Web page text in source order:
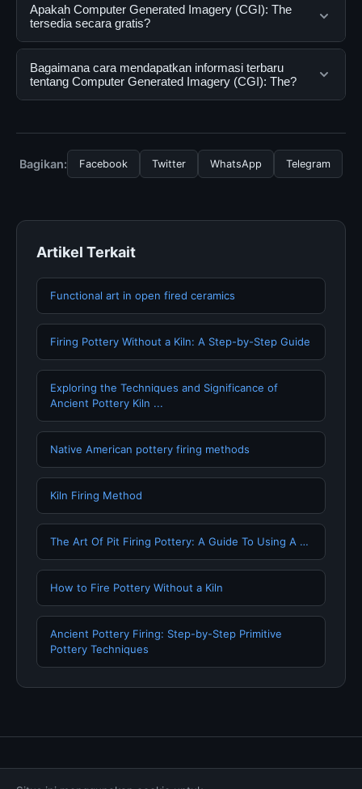
Computer Generated Imagery (CGI): The adalah
layanan digital yang dirancang untuk membantu
pengguna mendapatkan informasi lengkap dan
terpercaya. Anda dapat menggunakannya dengan
mengunjungi situs resmi dan mengikuti panduan yang
tersedia.
Apakah Computer Generated Imagery (CGI): The
tersedia secara gratis?
Ya, Computer Generated Imagery (CGI): The dapat
diakses secara gratis oleh semua pengguna. Tidak ada
biaya tersembunyi atau langganan yang diperlukan
Bagaimana cara mendapatkan informasi terbaru
tentang Computer Generated Imagery (CGI): The?
mengunjungi halaman resmi kami secara berkala. Kami
selalu memperbarui konten dengan informasi terkini dan
Bagikan: Facebook Twitter WhatsApp Telegram
Artikel Terkait
Functional art in open fired ceramics
Firing Pottery Without a Kiln: A Step-by-Step Guide
Exploring the Techniques and Significance of
Ancient Pottery Kiln ...
Native American pottery firing methods
Kiln Firing Method
The Art Of Pit Firing Pottery: A Guide To Using A …
How to Fire Pottery Without a Kiln
Ancient Pottery Firing: Step-by-Step Primitive
Pottery Techniques